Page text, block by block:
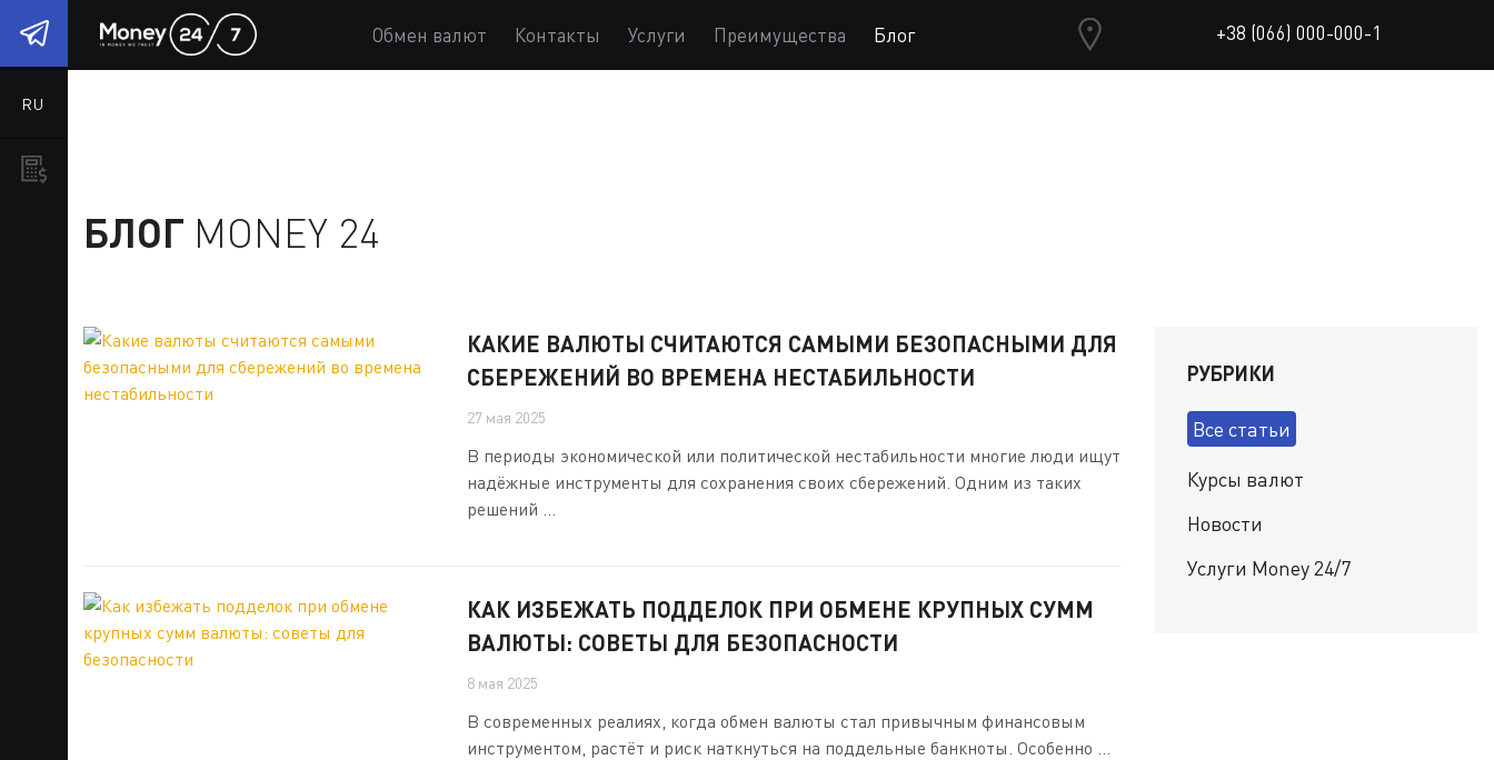
RU
Обмен валют Контакты Услуги Преимущества Блог +38 (066) 000-000-1
БЛОГ MONEY 24
КАКИЕ ВАЛЮТЫ СЧИТАЮТСЯ САМЫМИ БЕЗОПАСНЫМИ ДЛЯ
СБЕРЕЖЕНИЙ ВО ВРЕМЕНА НЕСТАБИЛЬНОСТИ
27 мая 2025
В периоды экономической или политической нестабильности многие люди ищут
надёжные инструменты для сохранения своих сбережений. Одним из таких
решений ...
КАК ИЗБЕЖАТЬ ПОДДЕЛОК ПРИ ОБМЕНЕ КРУПНЫХ СУММ
ВАЛЮТЫ: СОВЕТЫ ДЛЯ БЕЗОПАСНОСТИ
8 мая 2025
В современных реалиях, когда обмен валюты стал привычным финансовым
инструментом, растёт и риск наткнуться на поддельные банкноты. Особенно ...
РУБРИКИ
Все статьи
Курсы валют
Новости
Услуги Money 24/7